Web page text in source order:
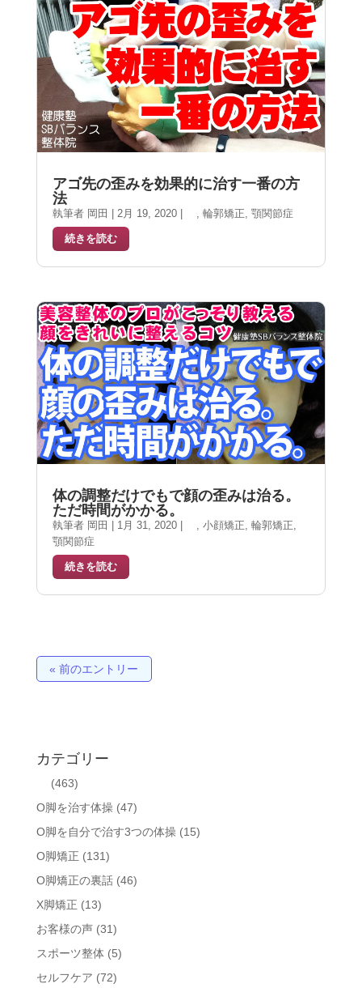
アゴ先の歪みを効果的に治す一番の方
法
執筆者 岡田 2月 19, 2020| , 輪郭矯正, 顎関節症
続きを読む
体の調整だけでもで顔の歪みは治る。
ただ時間がかかる。
執筆者 岡田 1月 31, 2020| , 小顔矯正, 輪郭矯正,
顎関節症
続きを読む
« 前のエントリー
カテゴリー
(463)
O脚を治す体操(47)
O脚を自分で治す3つの体操(15)
O脚矯正 (131)
O脚矯正の裏話(46)
X脚矯正 (13)
お客様の声(31)
スポーツ整体(5)
セルフケア (72)